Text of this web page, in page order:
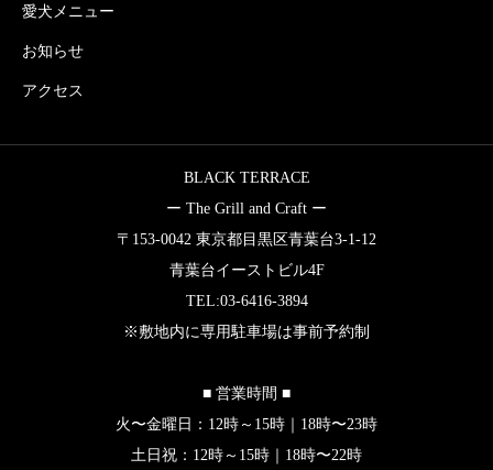
愛犬メニュー
お知らせ
アクセス
BLACK TERRACE
ー The Grill and Craft ー
〒153-0042 東京都目黒区青葉台3-1-12
青葉台イーストビル4F
TEL:03-6416-3894
※敷地内に専用駐車場は事前予約制
■ 営業時間 ■
火〜金曜日：12時～15時｜18時〜23時
土日祝：12時～15時｜18時〜22時